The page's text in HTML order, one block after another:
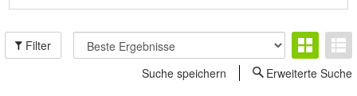
Filter
Suche speichern
Erweiterte Suche